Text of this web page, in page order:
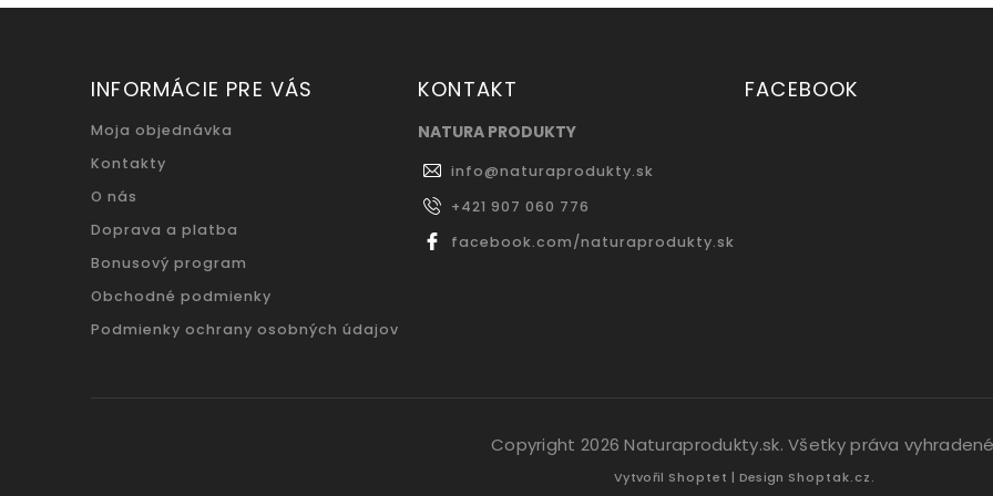
INFORMÁCIE PRE VÁS
Moja objednávka
Kontakty
O nás
Doprava a platba
Bonusový program
Obchodné podmienky
Podmienky ochrany osobných údajov
KONTAKT
NATURA PRODUKTY
info@naturaprodukty.sk
+421 907 060 776
facebook.com/naturaprodukty.sk
FACEBOOK
Copyright 2026Naturaprodukty.sk. Všetky práva
Vytvořil Shoptet | Design Shoptak.cz.